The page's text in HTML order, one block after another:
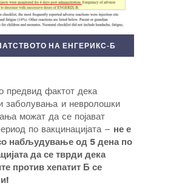
НА ЕНГЕРИКС-Б
предвид фактот дека
заболувањa и невролошки
можат да се појават
по вакцинацијата – не е
набљудување од 5 дена по
да се тврди дека
против хепатит Б се